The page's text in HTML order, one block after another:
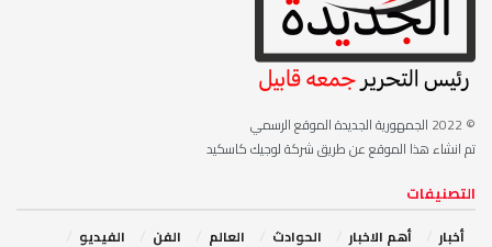
© 2022
الجمهورية الجديدة الموقع الرسمي
تم انشاء هذا الموقع عن طريق شركة لوجيك كاسكيد
التصنيفات
أخبار أهم الاخبار ‏الحوادث ‏العالم الفن ‏الفيديو